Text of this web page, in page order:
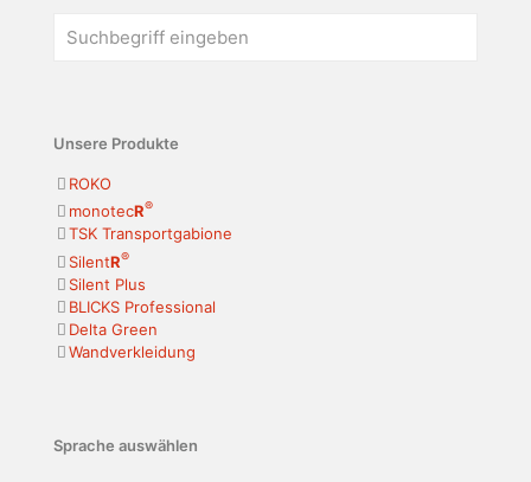
Unsere Produkte
ROKO
monotecR®
TSK Transportgabione
SilentR®
Silent Plus
BLICKS Professional
Delta Green
Wandverkleidung
Sprache auswählen